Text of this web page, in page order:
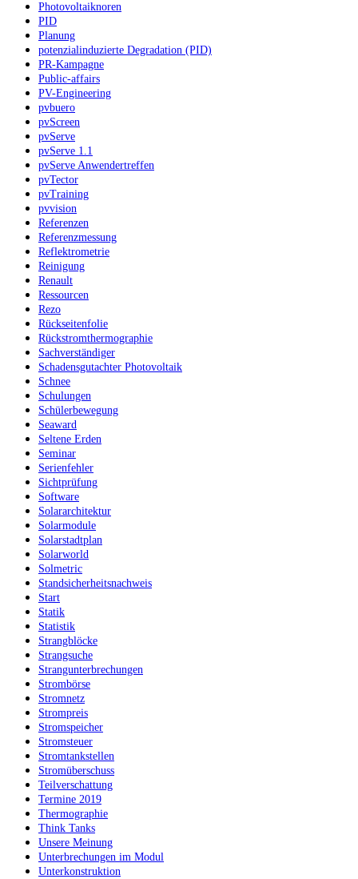
Photovoltaiknoren
PID
Planung
potenzialinduzierte Degradation (PID)
PR-Kampagne
Public-affairs
PV-Engineering
pvbuero
pvScreen
pvServe
pvServe 1.1
pvServe Anwendertreffen
pvTector
pvTraining
pvvision
Referenzen
Referenzmessung
Reflektrometrie
Reinigung
Renault
Ressourcen
Rezo
Rückseitenfolie
Rückstromthermographie
Sachverständiger
Schadensgutachter Photovoltaik
Schnee
Schulungen
Schülerbewegung
Seaward
Seltene Erden
Seminar
Serienfehler
Sichtprüfung
Software
Solararchitektur
Solarmodule
Solarstadtplan
Solarworld
Solmetric
Standsicherheitsnachweis
Start
Statik
Statistik
Strangblöcke
Strangsuche
Strangunterbrechungen
Strombörse
Stromnetz
Strompreis
Stromspeicher
Stromsteuer
Stromtankstellen
Stromüberschuss
Teilverschattung
Termine 2019
Thermographie
Think Tanks
Unsere Meinung
Unterbrechungen im Modul
Unterkonstruktion